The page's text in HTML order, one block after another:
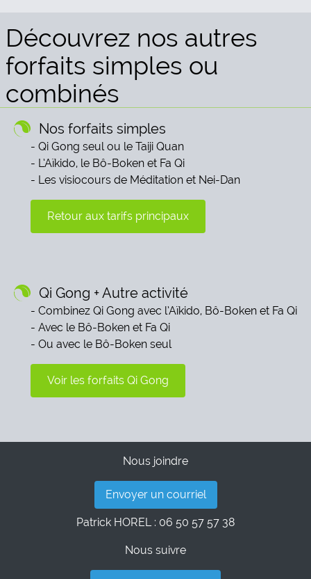
Découvrez nos autres
forfaits simples ou
combinés
Nos forfaits simples
Qi Gong seul ou le Taiji Quan
L’Aïkido, le Bô-Boken et Fa Qi
Les visiocours de Méditation et Nei-Dan
Retour aux tarifs principaux
Qi Gong + Autre activité
Combinez Qi Gong avec l’Aïkido, Bô-Boken et Fa Qi
Avec le Bô-Boken et Fa Qi
Ou avec le Bô-Boken seul
Voir les forfaits Qi Gong
Nous joindre
Envoyer un courriel
Patrick HOREL : 06 50 57 57 38
Nous suivre